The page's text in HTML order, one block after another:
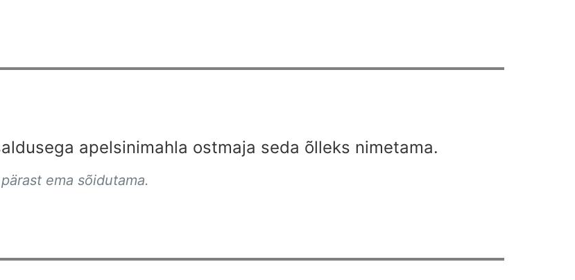
apelsinimahla ostmaja seda õlleks nimetama.
ema sõidutama.